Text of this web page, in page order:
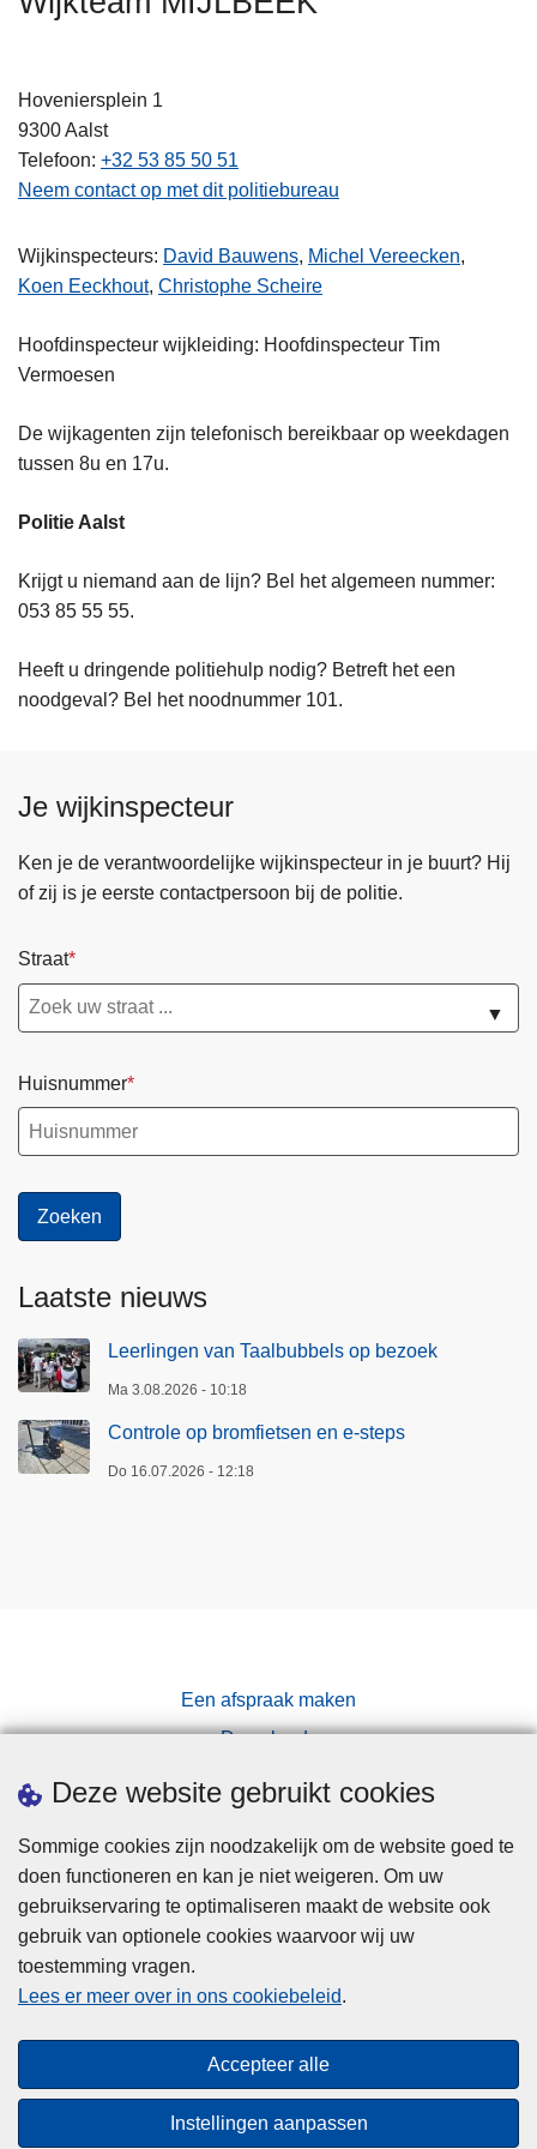
Deze website gebruikt cookies
Sommige cookies zijn noodzakelijk om de website goed te
doen functioneren en kan je niet weigeren. Om uw
gebruikservaring te optimaliseren maakt de website ook
gebruik van optionele cookies waarvoor wij uw
toestemming vragen.
Lees er meer over in ons cookiebeleid.
Accepteer alle
Instellingen aanpassen
Hoveniersplein 1
9300Aalst
Telefoon +32 53 85 50 51
Neem contact op met dit politiebureau
Wijkinspecteurs: David Bauwens, Michel Vereecken,
Koen Eeckhout, Christophe Scheire
Hoofdinspecteur wijkleiding: Hoofdinspecteur Tim
Vermoesen
De wijkagenten zijn telefonisch bereikbaar op weekdagen
tussen 8u en 17u.
Politie Aalst
Krijgt u niemand aan de lijn? Bel het algemeen nummer:
053 85 55 55.
Heeft u dringende politiehulp nodig? Betreft het een
noodgeval? Bel het noodnummer 101.
Je wijkinspecteur
Ken je de verantwoordelijke wijkinspecteur in je buurt? Hij
of zij is je eerste contactpersoon bij de politie.
Straat
▼
Huisnummer
Laatste nieuws
Leerlingen van Taalbubbels op bezoek
Ma 3.08.2026 - 10:18
Controle op bromfietsen en e-steps
Do 16.07.2026 - 12:18
Een afspraak maken
Downloads
Pers
Privacy
Toegankelijkheid